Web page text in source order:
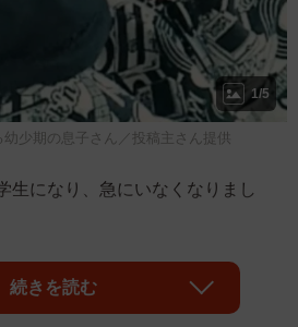
1/5
少期の息子さん／投稿主さん提供
生になり、急にいなくなりまし
に投稿されたのは、幼少期の写
った息子の姿を並べたビフォーア
続きを読む